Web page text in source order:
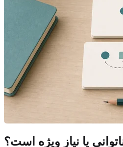
یا نیاز ویژه است؟